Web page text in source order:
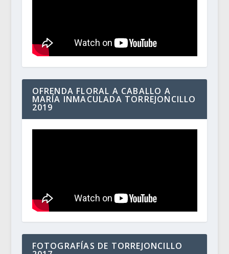
OFRENDA FLORAL A CABALLO A
MARÍA INMACULADA TORREJONCILLO
2019
FOTOGRAFÍAS DE TORREJONCILLO